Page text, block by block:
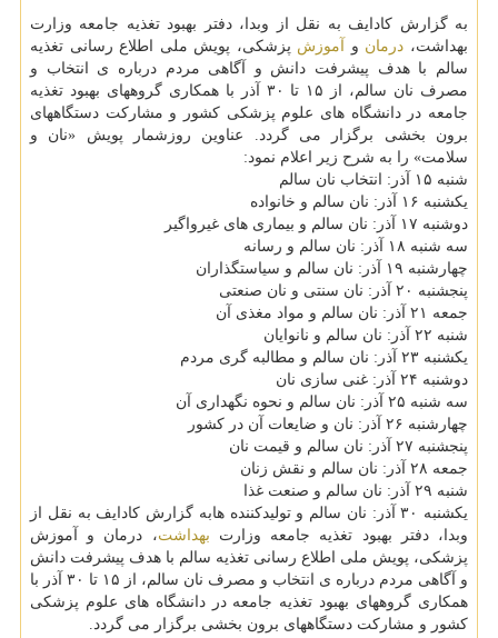
به گزارش کادایف به نقل از وبدا، دفتر بهبود تغذیه جامعه وزارت
بهداشت، درمان و آموزش پزشکی، پویش ملی اطلاع رسانی تغذیه
سالم با هدف پیشرفت دانش و آگاهی مردم درباره ی انتخاب و
مصرف نان سالم، از ۱۵ تا ۳۰ آذر با همکاری گروههای بهبود تغذیه
جامعه در دانشگاه های علوم پزشکی کشور و مشارکت دستگاههای
برون بخشی برگزار می گردد. عناوین روزشمار پویش «نان و
سلامت» را به شرح زیر اعلام نمود:
شنبه ۱۵ آذر: انتخاب نان سالم
یکشنبه ۱۶ آذر: نان سالم و خانواده
دوشنبه ۱۷ آذر: نان سالم و بیماری های غیرواگیر
سه شنبه ۱۸ آذر: نان سالم و رسانه
چهارشنبه ۱۹ آذر: نان سالم و سیاستگذاران
پنجشنبه ۲۰ آذر: نان سنتی و نان صنعتی
جمعه ۲۱ آذر: نان سالم و مواد مغذی آن
شنبه ۲۲ آذر: نان سالم و نانوایان
یکشنبه ۲۳ آذر: نان سالم و مطالبه گری مردم
دوشنبه ۲۴ آذر: غنی سازی نان
سه شنبه ۲۵ آذر: نان سالم و نحوه نگهداری آن
چهارشنبه ۲۶ آذر: نان و ضایعات آن در کشور
پنجشنبه ۲۷ آذر: نان سالم و قیمت نان
جمعه ۲۸ آذر: نان سالم و نقش زنان
شنبه ۲۹ آذر: نان سالم و صنعت غذا
یکشنبه ۳۰ آذر: نان سالم و تولیدکننده هابه گزارش کادایف به نقل از
وبدا، دفتر بهبود تغذیه جامعه وزارت بهداشت، درمان و آموزش
پزشکی، پویش ملی اطلاع رسانی تغذیه سالم با هدف پیشرفت دانش
و آگاهی مردم درباره ی انتخاب و مصرف نان سالم، از ۱۵ تا ۳۰ آذر با
همکاری گروههای بهبود تغذیه جامعه در دانشگاه های علوم پزشکی
کشور و مشارکت دستگاههای برون بخشی برگزار می گردد.